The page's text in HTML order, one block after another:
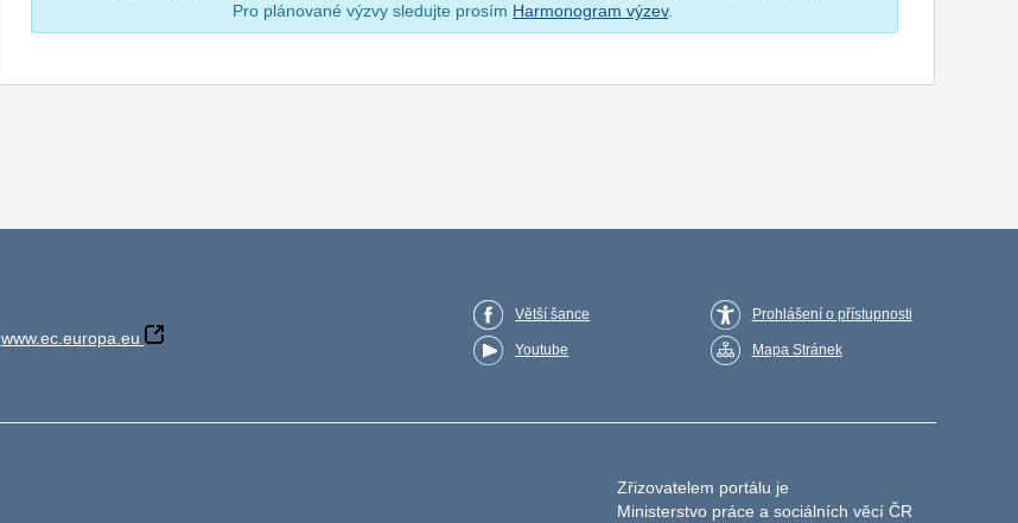
Pro plánované výzvy sledujte prosím Harmonogram výzev.
www.ec.europa.eu
Větší šance
Youtube
Prohlášení o přístupnosti
Mapa Stránek
Zřizovatelem portálu je
Ministerstvo práce a sociálních věcí ČR